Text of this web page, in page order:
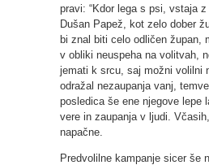
pravi: “Kdor lega s psi, vstaja
Dušan Papež, kot zelo dober
bi znal biti celo odličen župan,
v obliki neuspeha na volitvah,
jemati k srcu, saj možni volilni
odražal nezaupanja vanj,
posledica še ene njegove lepe
vere in zaupanja v ljudi.
napačne.
Predvolilne kampanje sicer še